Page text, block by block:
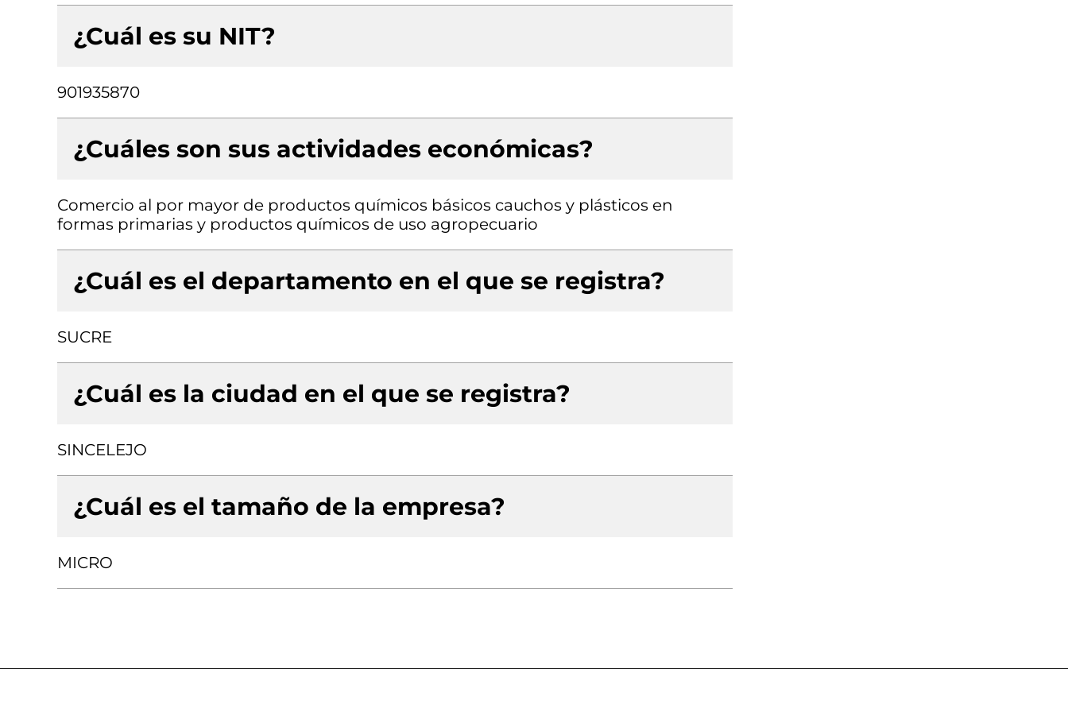
¿Cuál es su NIT?
901935870
¿Cuáles son sus actividades económicas?
Comercio al por mayor de productos químicos básicos cauchos y plásticos en
formas primarias y productos químicos de uso agropecuario
¿Cuál es el departamento en el que se registra?
SUCRE
¿Cuál es la ciudad en el que se registra?
SINCELEJO
¿Cuál es el tamaño de la empresa?
MICRO